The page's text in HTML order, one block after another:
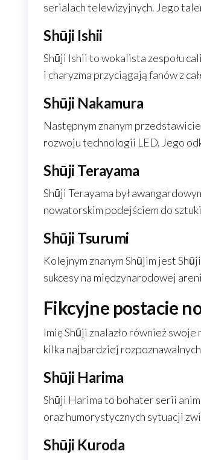
serialach telewizyjnych. Jego
Shūji Ishii
Shūji Ishii to wokalista zespołu
i charyzma przyciągają fanów z
Shūji Nakamura
Następnym znanym
rozwoju technologii LED. Jego
Shūji Terayama
Shūji Terayama był
nowatorskim podejściem do
Shūji Tsurumi
Kolejnym znanym Shūjim jest
sukcesy na międzynarodowej
Fikcyjne postacie
Imię Shūji znalazło również
kilka najbardziej
Shūji Harima
Shūji Harima to bohater serii
oraz humorystycznych sytuacji
Shūji Kuroda